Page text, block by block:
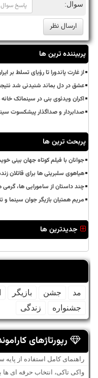
سوال:
پربیننده ترین ها
از غارت پاندورا تا رؤیای تسلط بر
عشق در دل بماند شنیدنی شد
اکران ویدئوی بنی در سینماتک
صدابردار و صداگذار پیشکسوت
پربحث ترین ها
جوانان با فیلم کوتاه جهان بینی
هیاهوی سلبریتی ها برای قاتلان
چند داستان از سامورایی ها،
مریم همتیان بازیگر جوان سینما و
جدیدترین ها
مد جشن بازیگر
جشنواره
زندگی
رپورتاژهای
راهنمای کامل استفاده از
واکی تاکی، انتخاب حرفه ای